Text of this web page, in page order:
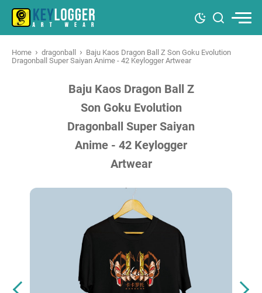
Home › dragonball › Baju Kaos Dragon Ball Z Son Goku Evolution
Dragonball Super Saiyan Anime - 42 Keylogger Artwear
Baju Kaos Dragon Ball Z
Son Goku Evolution
Dragonball Super Saiyan
Anime - 42 Keylogger
Artwear